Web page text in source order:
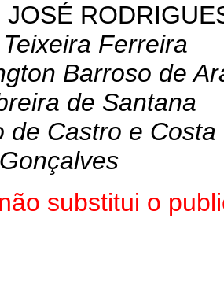
JOSÉ
Ferreira
Barroso de
de Santana
de Castro e Costa
substitui o